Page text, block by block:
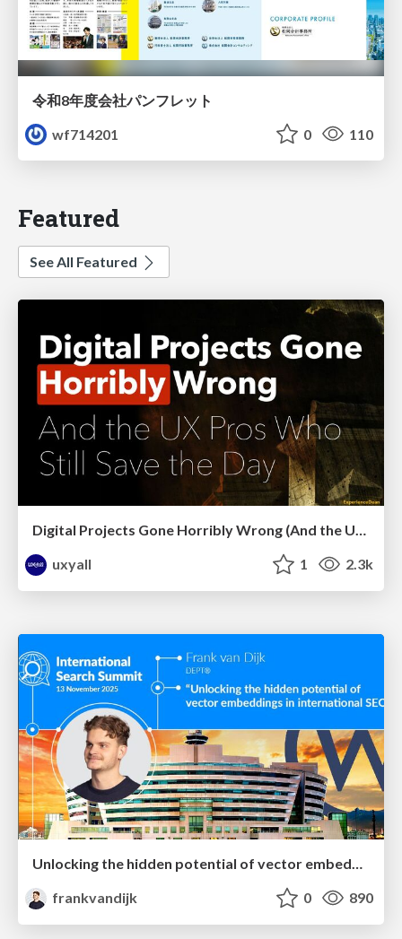
令和8年度会社パンフレット
wf714201
0 110
Featured
See All Featured
Digital Projects Gone Horribly Wrong (And the UX Pros Who Still Save the Day) - Dean Schuster
uxyall
1 2.3k
Unlocking the hidden potential of vector embeddings in international SEO
frankvandijk
0 890